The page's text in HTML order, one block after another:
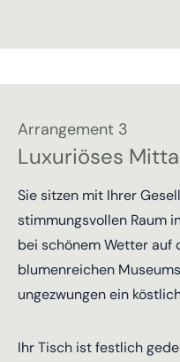
Arrangement 3
Luxuriöses
Sie sitzen mit Ihrer
stimmungsvollen Raum
bei schönem Wetter auf
blumenreichen
ungezwungen ein
Ihr Tisch ist festlich